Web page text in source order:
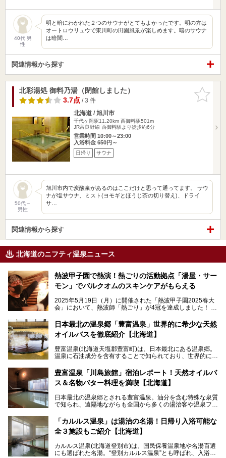
40代 男
性
明と暗にわかれた２つのサウナがとてもよかったです。明の方は
オートロウリュウで東川町の田園風景が楽しめます。暗のサウナ
は暗闇…
関連情報から探す
お気に入
りに追加
北彩湯処 御料乃湯（閉館しました）
3.7点/ 3 件
北海道 / 旭川市
千代ヶ岡駅11.20km 西御料駅501m
JR富良野線 西御料駅より徒歩約6分
営業時間 10:00～23:00
入浴料金 650円～
日帰り サウナ
50代～
男性
旭川市内で炭酸泉があるのはここだけと思って通ってます。 サウ
ナが塩サウナ、ミスト(ヨモギとほうじ茶の切り替え)、ドライ
サ…
関連情報から探す
北海道のニフティ温泉ニュース
熱波甲子園で熱演！熱ごりの活動拠点「湯屋・サー
モン」でバルクオムのスキンケアがもらえる
2025年5月19日（月）に開催された「熱波甲子園2025春大
会」において、熱波師「熱ごり」が4冠を達成しました！
動拠点である北海道の銭湯「湯屋・サーモン」にて、メンズ
スキンケアブランド バルクオムの「ONE DAY KIT」を数量
限定でプレゼントいたします。
で、ぜひお試しください。※6月13日配布開始、なくなり次
第終了
───
提供元：株式会社バルクオム【PR】
この記事は株式会社バルクオム商品のPR記事です。
日本最北の温泉郷「豊富温泉」世界的に希少な天然
オイルバスを徹底紹介【北海道】
豊富温泉(北海道天塩郡豊富町)は、日本最北にある温泉郷。
温泉に石油成分を含有することで知られており、世界的にも
に特効があると言われ、遠隔地ながらも全国から湯治・療養
目的で多くの人々が訪れます。
地体験し、独自の視点で豊富温泉の“天然オイルバス”をレポ
ート。温泉地概要や日帰り入浴施設をはじめ、宿泊施設・ア
豊富温泉「川島旅館」宿泊レポート！天然オイルバ
ス＆名物バター料理を満喫【北海道】
日本最北の温泉郷とされる豊富温泉。油分を含む特殊な泉質
で知られ、遠隔地ながらも全国から多くの湯治客や温泉ファ
「川島旅館」は、豊富温泉の開湯当初から営業する老舗旅
館。とりわけ温泉の良さと名物のバター料理に定評があり、
の温泉や料理をはじめ、パブリックスペース・客室など宿の
全貌を徹底的にご紹介します！
「カルルス温泉」は湯治の名湯！日帰り入浴可能な
全３施設もご紹介【北海道】
カルルス温泉(北海道登別市)は、国民保養温泉地や名湯百選
にも選ばれた名湯。“登別カルルス温泉”とも呼ばれ、入浴剤